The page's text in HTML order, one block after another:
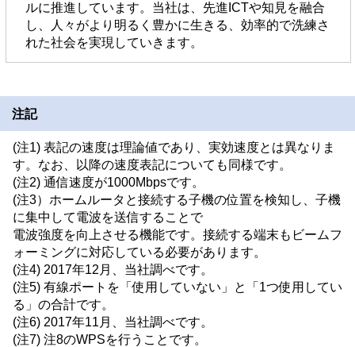
ルに推進しています。当社は、先進ICTや知見を融合
し、人々がより明るく豊かに生きる、効率的で洗練さ
れた社会を実現していきます。
注記
(注1) 表記の速度は理論値であり、実効速度とは異なりま
す。なお、以降の速度表記についても同様です。
(注2) 通信速度が1000Mbpsです。
(注3）ホームルータと接続する子機の位置を検知し、子機
に集中して電波を送信することで
電波強度を向上させる機能です。接続する端末もビームフ
ォーミングに対応している必要があります。
(注4) 2017年12月、当社調べです。
(注5) 有線ポートを「使用していない」と「1つ使用してい
る」の合計です。
(注6) 2017年11月、当社調べです。
(注7) 注8のWPSを行うことです。